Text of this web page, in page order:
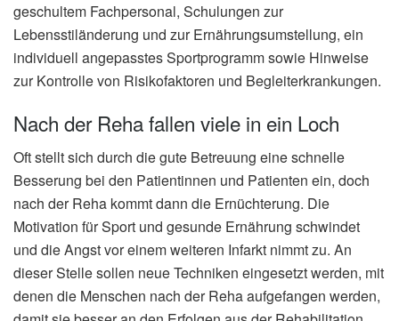
geschultem Fachpersonal, Schulungen zur
Lebensstiländerung und zur Ernährungsumstellung, ein
individuell angepasstes Sportprogramm sowie Hinweise
zur Kontrolle von Risikofaktoren und Begleiterkrankungen.
Nach der Reha fallen viele in ein Loch
Oft stellt sich durch die gute Betreuung eine schnelle
Besserung bei den Patientinnen und Patienten ein, doch
nach der Reha kommt dann die Ernüchterung. Die
Motivation für Sport und gesunde Ernährung schwindet
und die Angst vor einem weiteren Infarkt nimmt zu. An
dieser Stelle sollen neue Techniken eingesetzt werden, mit
denen die Menschen nach der Reha aufgefangen werden,